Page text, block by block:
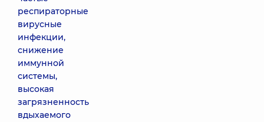
респираторные
вирусные
инфекции,
снижение
иммунной
системы,
высокая
загрязненность
вдыхаемого